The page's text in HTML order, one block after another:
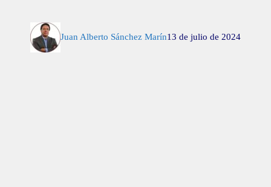
Juan Alberto Sánchez Marín13 de julio de 2024